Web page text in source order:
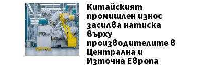
Китайският
промишлен износ
засилва натиска
върху
производителите в
Централна и
Източна Европа